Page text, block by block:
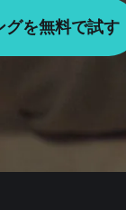
グを無料で試す